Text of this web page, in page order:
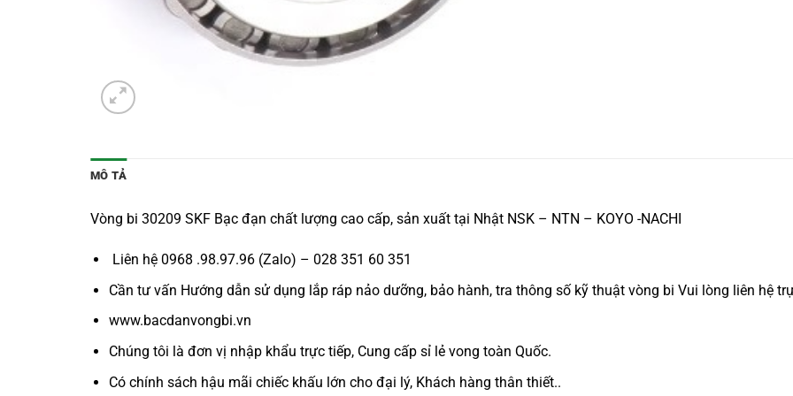
MÔ TẢ
Vòng bi 30209 SKF Bạc đạn chất lượng cao cấp, sản xuất tại Nhật NSK – NTN – KOYO -NACHI
Liên hệ 0968 .98.97.96 (Zalo) – 028 351 60 351
Cần tư vấn Hướng dẫn sử dụng lắp ráp nảo dưỡng, bảo hành, tra thông số kỹ thuật vòng bi Vui lòng liên hệ
www.bacdanvongbi.vn
Chúng tôi là đơn vị nhập khẩu trực tiếp, Cung cấp sỉ lẻ vong toàn Quốc.
Có chính sách hậu mãi chiếc khấu lớn cho đại lý, Khách hàng thân thiết..